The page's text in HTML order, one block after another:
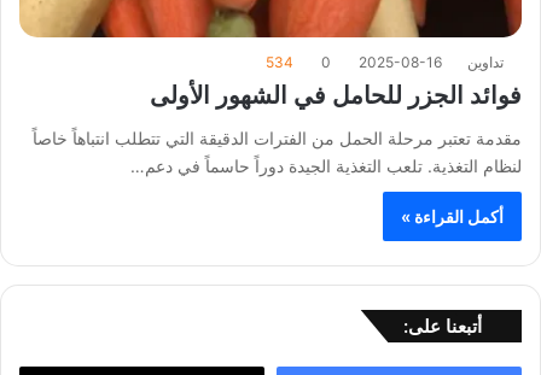
تداوين 2025-08-16
0
534
فوائد الجزر للحامل في الشهور الأولى
مقدمة تعتبر مرحلة الحمل من الفترات الدقيقة التي تتطلب انتباهاً خاصاً
لنظام التغذية. تلعب التغذية الجيدة دوراً حاسماً في دعم…
أكمل القراءة »
أتبعنا على: